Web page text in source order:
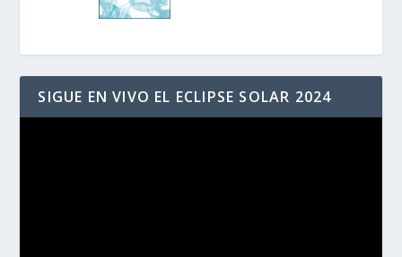
SIGUE EN VIVO EL ECLIPSE SOLAR 2024